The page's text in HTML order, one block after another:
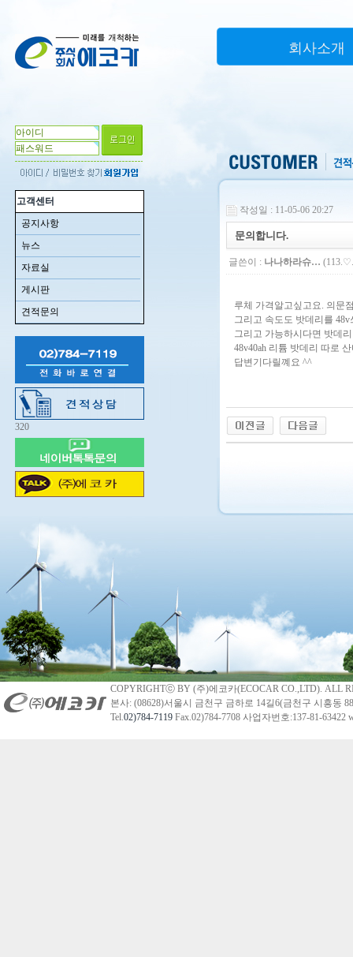
고객센터
공지사항
뉴스
자료실
게시판
견적문의
320
회사소개
작성일 : 11-05-06 20:27
문의합니다.
글쓴이 : 나나하라슈…
루체 가격알고싶고요. 의문
그리고 속도도 밧데리를
그리고 가능하시다면 밧데
48v40ah 리튬 밧데리 따로
답변기다릴꼐요 ^^
COPYRIGHTⓒ BY (주)에코카(ECOCAR CO.,LTD). ALL
본사: (08628)서울시 금천구 금하로 14길6(금천구 시흥동
Tel.02)784-7119 Fax.02)784-7708 사업자번호:137-81-63422